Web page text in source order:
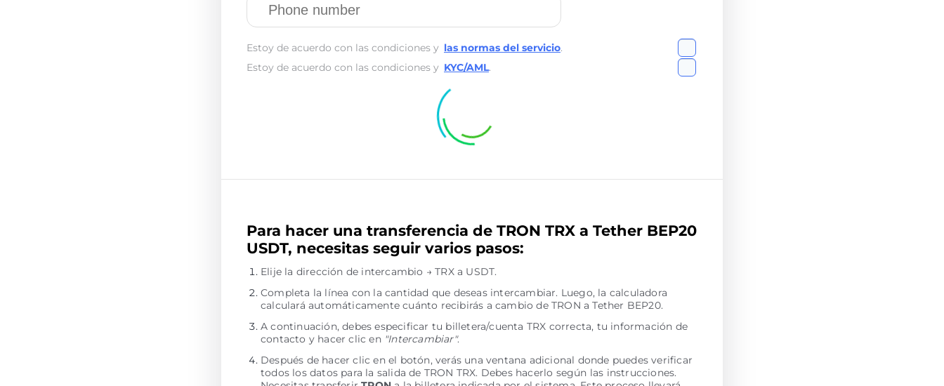
Estoy de acuerdo con las condiciones y las normas del servicio.
Estoy de acuerdo con las condiciones y KYC/AML.
Para hacer una transferencia de TRON TRX a Tether BEP20
USDT, necesitas seguir varios pasos:
Elije la dirección de intercambio → TRX a USDT.
Completa la línea con la cantidad que deseas intercambiar. Luego, la calculadora
calculará automáticamente cuánto recibirás a cambio de TRON a Tether BEP20.
A continuación, debes especificar tu billetera/cuenta TRX correcta, tu información de
contacto y hacer clic en "Intercambiar".
Después de hacer clic en el botón, verás una ventana adicional donde puedes verificar
todos los datos para la salida de TRON TRX. Debes hacerlo según las instrucciones.